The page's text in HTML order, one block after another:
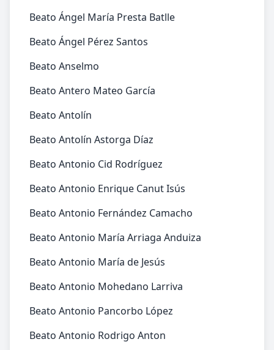
Beato Ángel María Presta Batlle
Beato Ángel Pérez Santos
Beato Anselmo
Beato Antero Mateo García
Beato Antolín
Beato Antolín Astorga Díaz
Beato Antonio Cid Rodríguez
Beato Antonio Enrique Canut Isús
Beato Antonio Fernández Camacho
Beato Antonio María Arriaga Anduiza
Beato Antonio María de Jesús
Beato Antonio Mohedano Larriva
Beato Antonio Pancorbo López
Beato Antonio Rodrigo Anton